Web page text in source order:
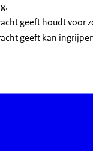
geeft houdt voor
geeft kan